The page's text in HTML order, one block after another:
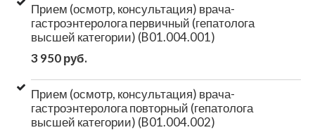
Прием (осмотр, консультация) врача-
гастроэнтеролога первичный (гепатолога
высшей категории) (B01.004.001)
3 950 руб.
Прием (осмотр, консультация) врача-
гастроэнтеролога повторный (гепатолога
высшей категории) (B01.004.002)